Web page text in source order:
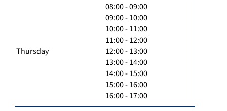
Thursday
08:00 - 09:00
09:00 - 10:00
10:00 - 11:00
11:00 - 12:00
12:00 - 13:00
13:00 - 14:00
14:00 - 15:00
15:00 - 16:00
16:00 - 17:00